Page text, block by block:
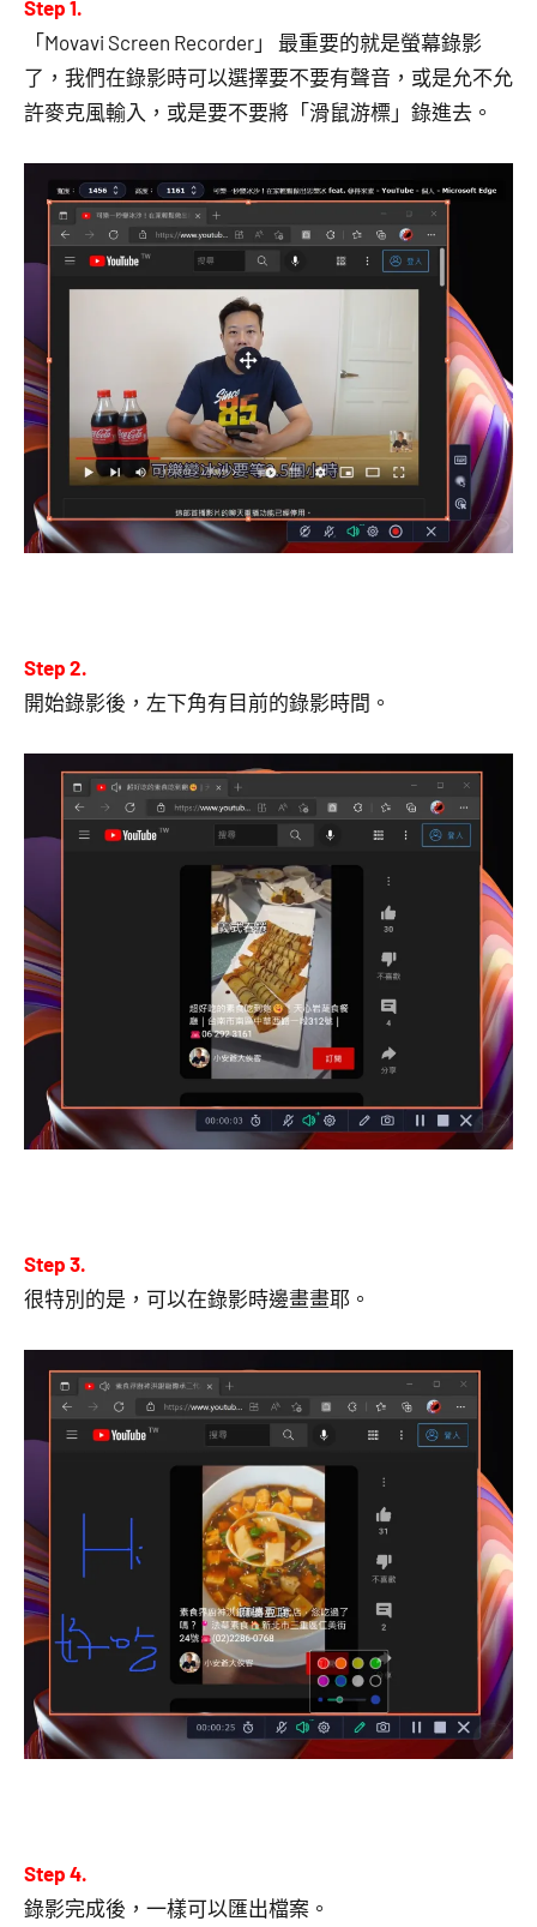
Step 1.
「Movavi Screen Recorder」 最重要的就是螢幕錄影
了，我們在錄影時可以選擇要不要有聲音，或是允不允
許麥克風輸入，或是要不要將「滑鼠游標」錄進去。
Step 2.
開始錄影後，左下角有目前的錄影時間。
Step 3.
很特別的是，可以在錄影時邊畫畫耶。
Step 4.
錄影完成後，一樣可以匯出檔案。